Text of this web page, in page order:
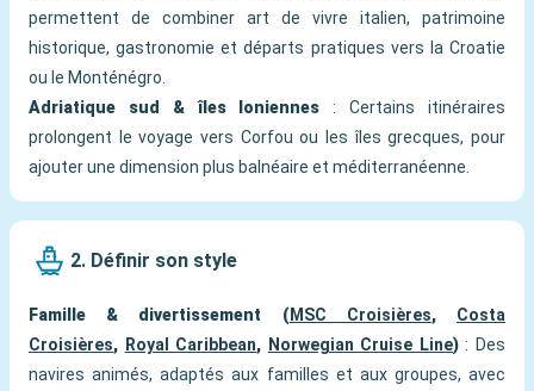
permettent de combiner art de vivre italien, patrimoine
historique, gastronomie et départs pratiques vers la Croatie
ou le Monténégro.
Adriatique sud & îles Ioniennes : Certains itinéraires
prolongent le voyage vers Corfou ou les îles grecques, pour
ajouter une dimension plus balnéaire et méditerranéenne.
2. Définir son style
Famille & divertissement (MSC Croisières, Costa
Croisières, Royal Caribbean, Norwegian Cruise Line): Des
navires animés, adaptés aux familles et aux groupes, avec